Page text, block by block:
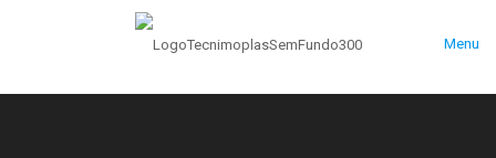
Menu